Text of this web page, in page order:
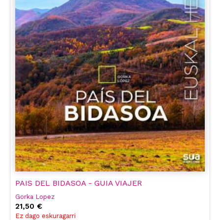
PAIS DEL BIDASOA - GUIA VIAJER
Gorka Lopez
21,50 €
Ez dago eskuragarri